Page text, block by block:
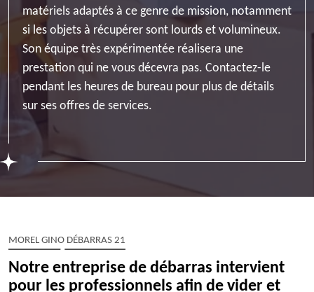
matériels adaptés à ce genre de mission, notamment
si les objets à récupérer sont lourds et volumineux.
Son équipe très expérimentée réalisera une
prestation qui ne vous décevra pas. Contactez-le
pendant les heures de bureau pour plus de détails
sur ses offres de services.
MOREL GINO DÉBARRAS 21
Notre entreprise de débarras intervient
pour les professionnels afin de vider et